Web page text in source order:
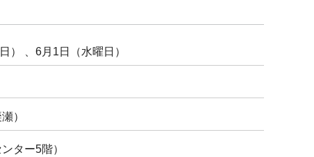
） 、6月1日（水曜日）
）
ター5階）